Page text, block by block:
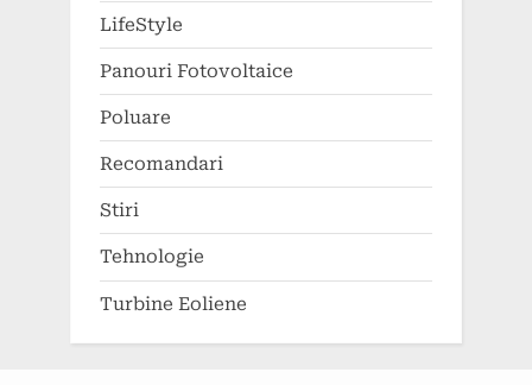
LifeStyle
Panouri Fotovoltaice
Poluare
Recomandari
Stiri
Tehnologie
Turbine Eoliene